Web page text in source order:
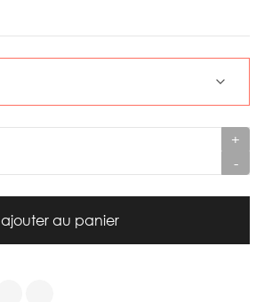
+
-
ajouter au panier